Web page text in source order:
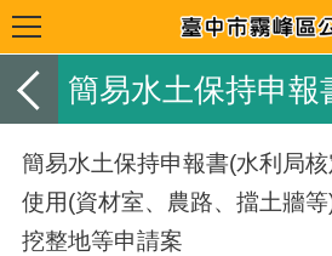
簡易水土保持申報
簡易水土保持申報書(水利局
使用(資材室、農路、擋土牆
挖整地等申請案